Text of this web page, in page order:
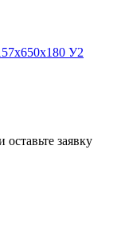
У2
оставьте заявку